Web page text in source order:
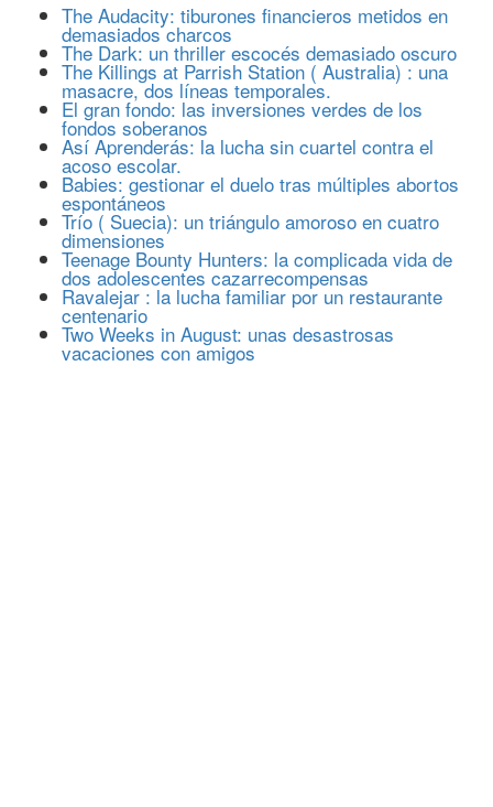
The Audacity: tiburones financieros metidos en
demasiados charcos
The Dark: un thriller escocés demasiado oscuro
The Killings at Parrish Station ( Australia) : una
masacre, dos líneas temporales.
El gran fondo: las inversiones verdes de los
fondos soberanos
Así Aprenderás: la lucha sin cuartel contra el
acoso escolar.
Babies: gestionar el duelo tras múltiples abortos
espontáneos
Trío ( Suecia): un triángulo amoroso en cuatro
dimensiones
Teenage Bounty Hunters: la complicada vida de
dos adolescentes cazarrecompensas
Ravalejar : la lucha familiar por un restaurante
centenario
Two Weeks in August: unas desastrosas
vacaciones con amigos